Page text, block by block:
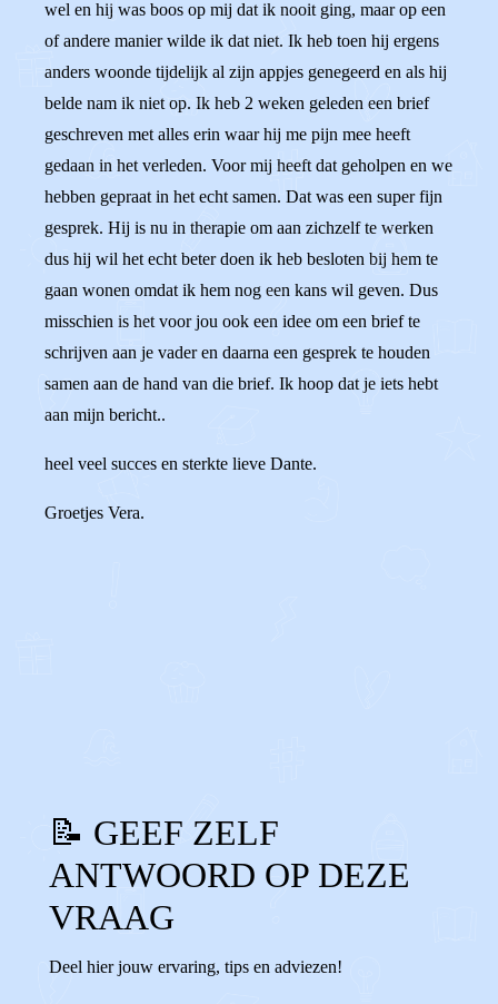
wel en hij was boos op mij dat ik nooit ging, maar op een
of andere manier wilde ik dat niet. Ik heb toen hij ergens
anders woonde tijdelijk al zijn appjes genegeerd en als hij
belde nam ik niet op. Ik heb 2 weken geleden een brief
geschreven met alles erin waar hij me pijn mee heeft
gedaan in het verleden. Voor mij heeft dat geholpen en we
hebben gepraat in het echt samen. Dat was een super fijn
gesprek. Hij is nu in therapie om aan zichzelf te werken
dus hij wil het echt beter doen ik heb besloten bij hem te
gaan wonen omdat ik hem nog een kans wil geven. Dus
misschien is het voor jou ook een idee om een brief te
schrijven aan je vader en daarna een gesprek te houden
samen aan de hand van die brief. Ik hoop dat je iets hebt
aan mijn bericht..
heel veel succes en sterkte lieve Dante.
Groetjes Vera.
📝 GEEF ZELF
ANTWOORD OP DEZE
VRAAG
Deel hier jouw ervaring, tips en adviezen!